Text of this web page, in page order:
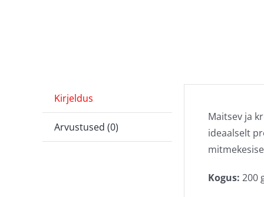
Kirjeldus
Arvustused (0)
Maitsev ja
ideaalselt
Kogus: 200